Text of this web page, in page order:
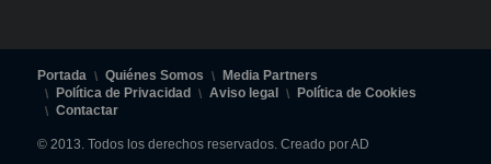
Portada Quiénes Somos
Media Partners
Política de Privacidad
Aviso legal
Política de Cookies
Contactar
© 2013. Todos los derechos reservados. Creado por AD